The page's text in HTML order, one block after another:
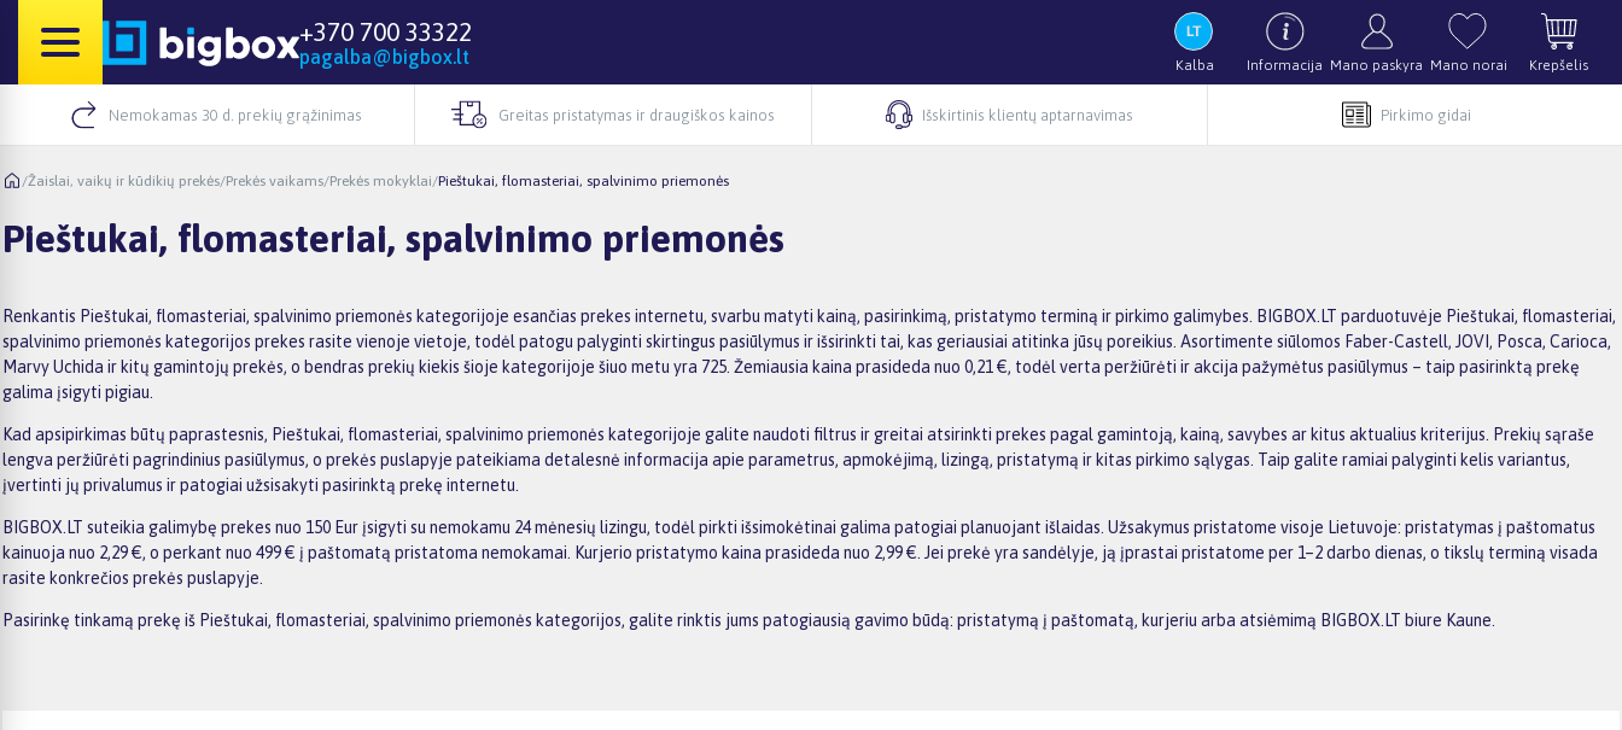
+370 700 33322
pagalba@bigbox.lt Kalba Informacija Mano paskyra Mano norai Krepšelis
Nemokamas 30 d. prekių grąžinimas Greitas pristatymas ir draugiškos kainos Išskirtinis klientų aptarnavimas Pirkimo gidai
/Žaislai, vaikų ir kūdikių prekės/Prekės vaikams/Prekės mokyklai/Pieštukai, flomasteriai, spalvinimo priemonės
Pieštukai, flomasteriai, spalvinimo priemonės
Renkantis Pieštukai, flomasteriai, spalvinimo priemonės kategorijoje esančias prekes internetu, svarbu matyti kainą, pasirinkimą, pristatymo terminą ir pirkimo galimybes. BIGBOX.LT parduotuvėje Pieštukai, flomasteriai,
spalvinimo priemonės kategorijos prekes rasite vienoje vietoje, todėl patogu palyginti skirtingus pasiūlymus ir išsirinkti tai, kas geriausiai atitinka jūsų poreikius. Asortimente siūlomos Faber-Castell, JOVI, Posca, Carioca,
Marvy Uchida ir kitų gamintojų prekės, o bendras prekių kiekis šioje kategorijoje šiuo metu yra 725. Žemiausia kaina prasideda nuo 0,21 €, todėl verta peržiūrėti ir akcija pažymėtus pasiūlymus – taip pasirinktą prekę
galima įsigyti pigiau.
Kad apsipirkimas būtų paprastesnis, Pieštukai, flomasteriai, spalvinimo priemonės kategorijoje galite naudoti filtrus ir greitai atsirinkti prekes pagal gamintoją, kainą, savybes ar kitus aktualius kriterijus. Prekių sąraše
lengva peržiūrėti pagrindinius pasiūlymus, o prekės puslapyje pateikiama detalesnė informacija apie parametrus, apmokėjimą, lizingą, pristatymą ir kitas pirkimo sąlygas. Taip galite ramiai palyginti kelis variantus,
įvertinti jų privalumus ir patogiai užsisakyti pasirinktą prekę internetu.
BIGBOX.LT suteikia galimybę prekes nuo 150 Eur įsigyti su nemokamu 24 mėnesių lizingu, todėl pirkti išsimokėtinai galima patogiai planuojant išlaidas. Užsakymus pristatome visoje Lietuvoje: pristatymas į paštomatus
kainuoja nuo 2,29 €, o perkant nuo 499 € į paštomatą pristatoma nemokamai. Kurjerio pristatymo kaina prasideda nuo 2,99 €. Jei prekė yra sandėlyje, ją įprastai pristatome per 1–2 darbo dienas, o tikslų terminą visada
rasite konkrečios prekės puslapyje.
Pasirinkę tinkamą prekę iš Pieštukai, flomasteriai, spalvinimo priemonės kategorijos, galite rinktis jums patogiausią gavimo būdą: pristatymą į paštomatą, kurjeriu arba atsiėmimą BIGBOX.LT biure Kaune.